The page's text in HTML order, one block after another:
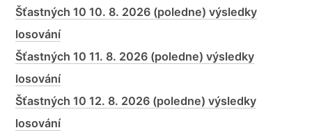
Šťastných 10 10. 8. 2026 (poledne) výsledky
losování
Šťastných 10 11. 8. 2026 (poledne) výsledky
losování
Šťastných 10 12. 8. 2026 (poledne) výsledky
losování